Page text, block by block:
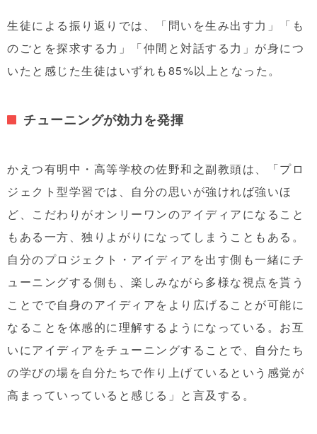
生徒による振り返りでは、「問いを生み出す力」「も
のごとを探求する力」「仲間と対話する力」が身につ
いたと感じた生徒はいずれも85%以上となった。
チューニングが効力を発揮
かえつ有明中・高等学校の佐野和之副教頭は、「プロ
ジェクト型学習では、自分の思いが強ければ強いほ
ど、こだわりがオンリーワンのアイディアになること
もある一方、独りよがりになってしまうこともある。
自分のプロジェクト・アイディアを出す側も一緒にチ
ューニングする側も、楽しみながら多様な視点を貰う
ことでで自身のアイディアをより広げることが可能に
なることを体感的に理解するようになっている。お互
いにアイディアをチューニングすることで、自分たち
の学びの場を自分たちで作り上げているという感覚が
高まっていっていると感じる」と言及する。